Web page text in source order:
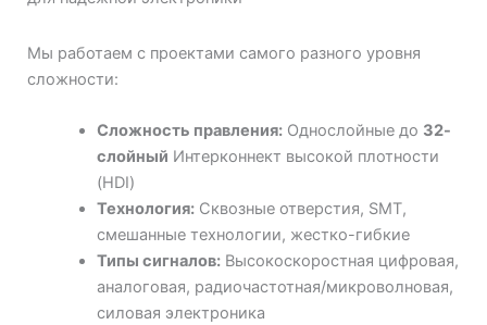
Мы работаем с проектами самого разного уровня
сложности:
Сложность правления:Однослойные до 32-
слойный Интерконнект высокой плотности
(HDI)
Технология:Сквозные отверстия, SMT,
смешанные технологии, жестко-гибкие
Типы сигналов:Высокоскоростная цифровая,
аналоговая, радиочастотная/микроволновая,
силовая электроника